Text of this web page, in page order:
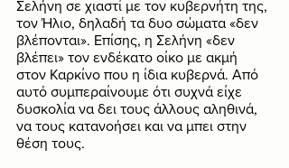
Σελήνη σε χιαστί με τον κυβερνήτη της,
τον Ήλιο, δηλαδή τα δυο σώματα «δεν
βλέπονται». Επίσης, η Σελήνη «δεν
βλέπει» τον ενδέκατο οίκο με ακμή
στον Καρκίνο που η ίδια κυβερνά. Από
αυτό συμπεραίνουμε ότι συχνά είχε
δυσκολία να δει τους άλλους αληθινά,
να τους κατανοήσει και να μπει στην
θέση τους.